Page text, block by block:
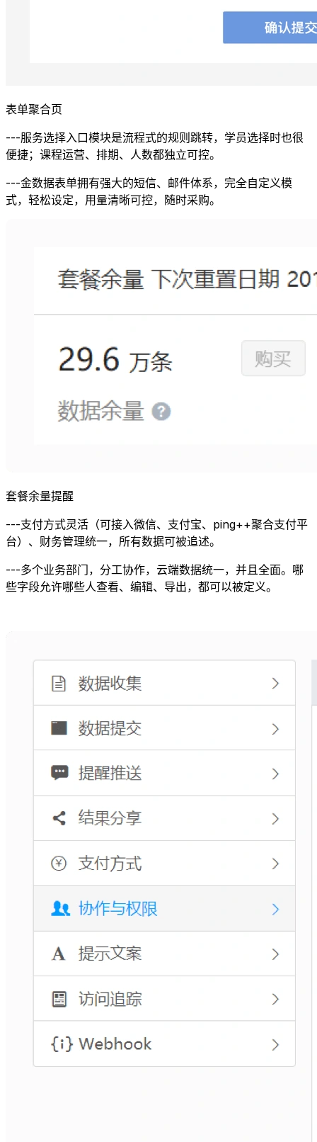
表单聚合页
---服务选择入口模块是流程式的规则跳转，学员选择时也很
便捷；课程运营、排期、人数都独立可控。
---金数据表单拥有强大的短信、邮件体系，完全自定义模
式，轻松设定，用量清晰可控，随时采购。
套餐余量提醒
---支付方式灵活（可接入微信、支付宝、ping++聚合支付平
台）、财务管理统一，所有数据可被追述。
---多个业务部门，分工协作，云端数据统一，并且全面。哪
些字段允许哪些人查看、编辑、导出，都可以被定义。